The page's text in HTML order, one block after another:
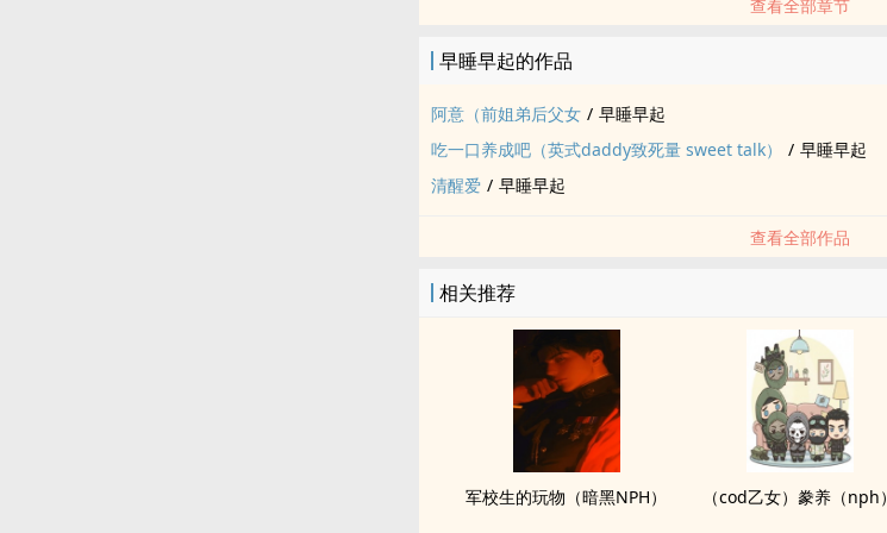
查看全部章节
早睡早起的作品
阿意（前姐弟后父女 / 早睡早起
吃一口养成吧（英式daddy致死量 sweet talk）
/ 早睡早起
清醒爱 / 早睡早起
查看全部作品
相关推荐
军校生的玩物（暗黑NPH） （cod乙女）豢养（nph）